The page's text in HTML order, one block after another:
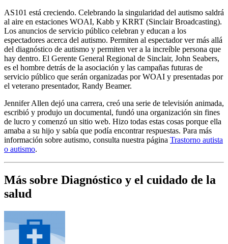
AS101 está creciendo. Celebrando la singularidad del autismo saldrá
al aire en estaciones WOAI, Kabb y KRRT (Sinclair Broadcasting).
Los anuncios de servicio público celebran y educan a los
espectadores acerca del autismo. Permiten al espectador ver más allá
del diagnóstico de autismo y permiten ver a la increíble persona que
hay dentro. El Gerente General Regional de Sinclair, John Seabers,
es el hombre detrás de la asociación y las campañas futuras de
servicio público que serán organizadas por WOAI y presentadas por
el veterano presentador, Randy Beamer.
Jennifer Allen dejó una carrera, creó una serie de televisión animada,
escribió y produjo un documental, fundó una organización sin fines
de lucro y comenzó un sitio web. Hizo todas estas cosas porque ella
amaba a su hijo y sabía que podía encontrar respuestas. Para más
información sobre autismo, consulta nuestra página Trastorno autista
o autismo.
Más sobre Diagnóstico y el cuidado de la
salud